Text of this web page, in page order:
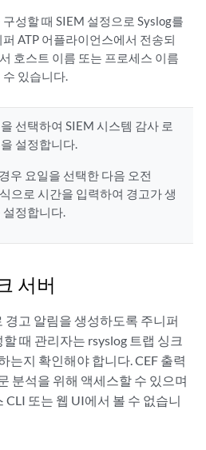
성할 때 SIEM 설정으로 Syslog를
ATP 어플라이언스에서 전송되
호스트 이름 또는 프로세스 이름
있습니다.
선택하여 SIEM 시스템 감사 로
설정합니다.
우 요일을 선택한 다음 오전
으로 시간을 입력하여 경고가 생
설정합니다.
서버
경고 알림을 생성하도록 주니퍼
때 관리자는 rsyslog 트랩 싱크
는지 확인해야 합니다. CEF 출력
분석을 위해 액세스할 수 있으며
또는 웹 UI에서 볼 수 없습니